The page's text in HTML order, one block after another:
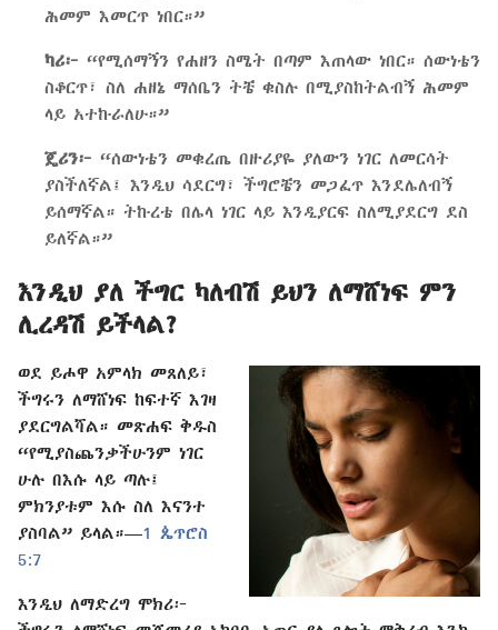
ሕመም እመርጥ ነበር።”
ካሪ፦ “የሚሰማኝን የሐዘን ስሜት በጣም እጠላው ነበር። ሰውነቴን
ስቆርጥ፣ ስለ ሐዘኔ ማሰቤን ትቼ ቁስሉ በሚያስከትልብኝ ሕመም
ላይ አተኩራለሁ።”
ጄሪን፦ “ሰውነቴን መቁረጤ በዙሪያዬ ያለውን ነገር ለመርሳት
ያስችለኛል፤ እንዲህ ሳደርግ፣ ችግሮቼን መጋፈጥ እንደሌለብኝ
ይሰማኛል። ትኩረቴ በሌላ ነገር ላይ እንዲያርፍ ስለሚያደርግ ደስ
ይለኛል።”
እንዲህ ያለ ችግር ካለብሽ ይህን ለማሸነፍ ምን
ሊረዳሽ ይችላል?
ወደ ይሖዋ አምላክ መጸለይ፣
ችግሩን ለማሸነፍ ከፍተኛ እገዛ
ያደርግልሻል። መጽሐፍ ቅዱስ
“የሚያስጨንቃችሁንም ነገር
ሁሉ በእሱ ላይ ጣሉ፤
ምክንያቱም እሱ ስለ እናንተ
ያስባል” ይላል።​—1 ጴጥሮስ
5:7
እንዲህ ለማድረግ ሞክሪ፦